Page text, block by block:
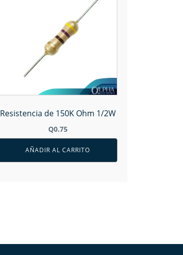
Resistencia de 150K Ohm 1/2W
Q0.75
AÑADIR AL CARRITO